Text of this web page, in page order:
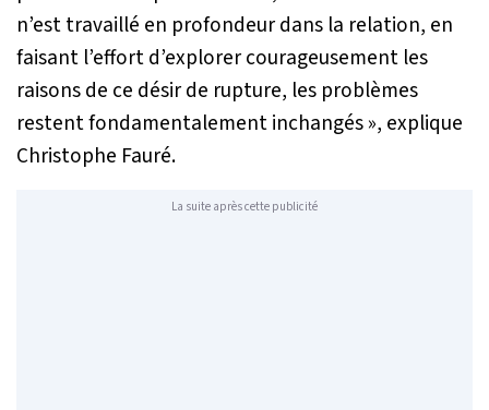
n’est travaillé en profondeur dans la relation, en
faisant l’effort d’explorer courageusement les
raisons de ce désir de rupture, les problèmes
restent fondamentalement inchangés », explique
Christophe Fauré.
La suite après cette publicité